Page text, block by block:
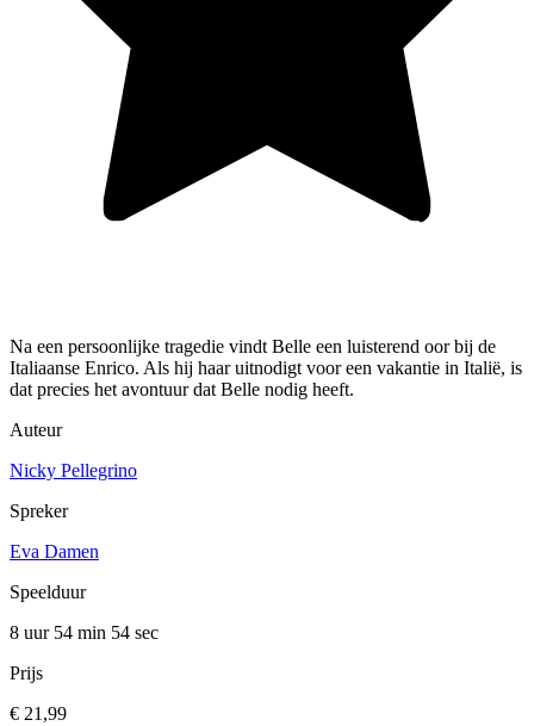
Na een persoonlijke tragedie vindt Belle een luisterend oor bij de
Italiaanse Enrico. Als hij haar uitnodigt voor een vakantie in Italië, is
dat precies het avontuur dat Belle nodig heeft.
Auteur
Nicky Pellegrino
Spreker
Eva Damen
Speelduur
8 uur 54 min 54 sec
Prijs
€ 21,99